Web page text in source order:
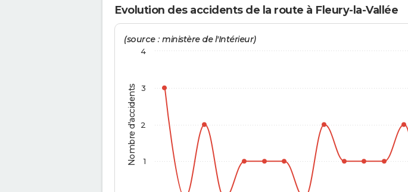
Evolution des accidents de la route à Fleury-la-Vallée
Nombre d'accidents
(source : ministère de l'Intérieur)
1
2
3
4